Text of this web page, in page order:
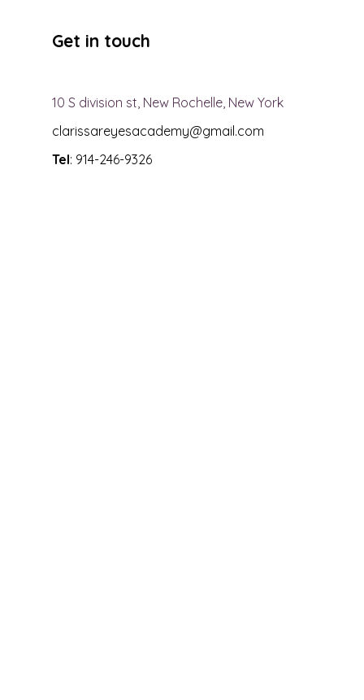
Get in touch
10 S division st, New Rochelle, New York
clarissareyesacademy@gmail.com
Tel: 914-246-9326